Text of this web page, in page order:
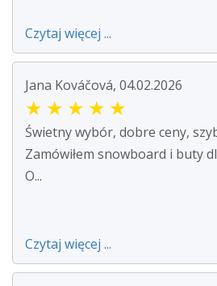
Czytaj więcej ...
Jana Kováčová, 04.02.2026
★ ★ ★ ★ ★
Świetny wybór, dobre ceny,
Zamówiłem snowboard i buty
O...
Czytaj więcej ...